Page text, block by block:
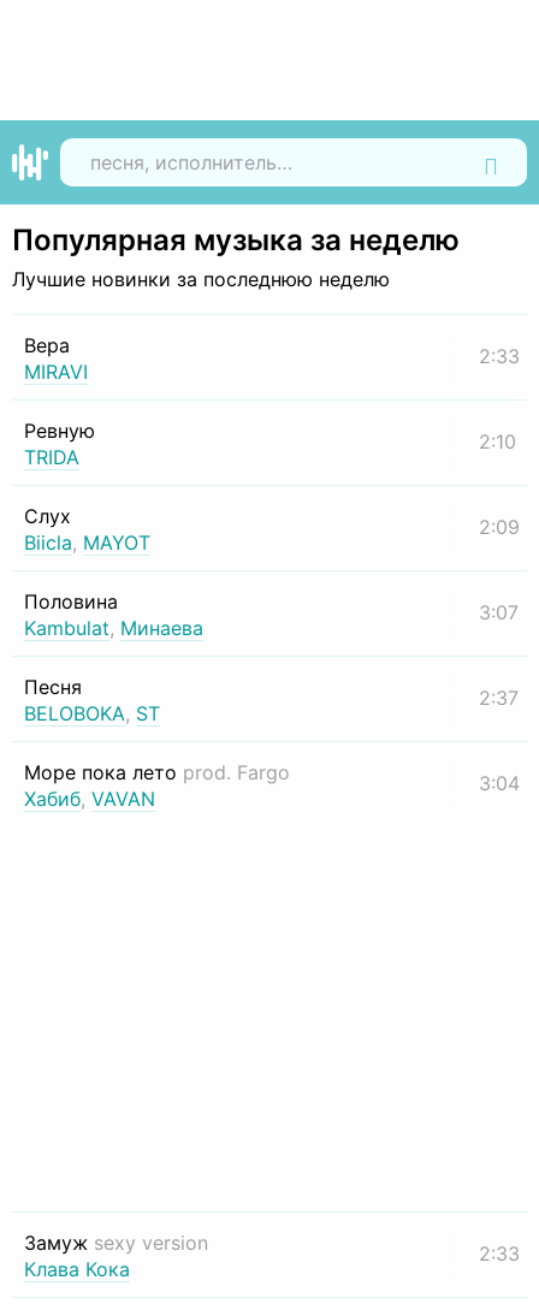
Популярная музыка за неделю
Лучшие новинки за последнюю неделю
Вера
MIRAVI
2:33
Ревную
TRIDA
2:10
Слух
Biicla, MAYOT
2:09
Половина
Kambulat, Минаева
3:07
Песня
BELOBOKA, ST
2:37
Море пока лето prod. Fargo
Хабиб, VAVAN
3:04
Замуж sexy version
Клава Кока
2:33